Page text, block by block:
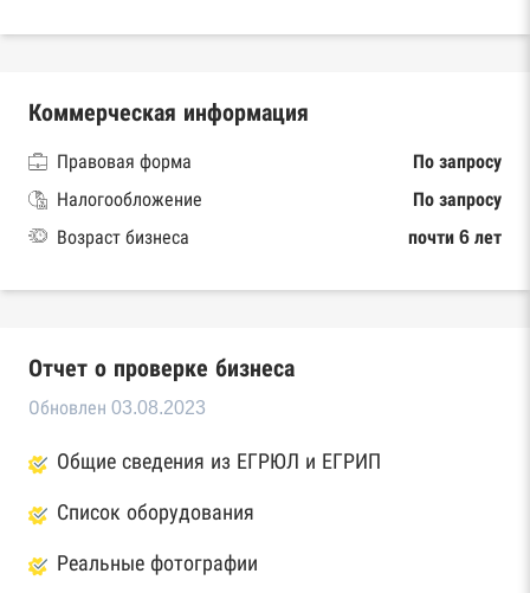
Коммерческая информация
Правовая форма
По запросу
Налогообложение
По запросу
Возраст бизнеса
почти 6 лет
Отчет о проверке бизнеса
Обновлен 03.08.2023
Общие сведения из ЕГРЮЛ и ЕГРИП
Список оборудования
Реальные фотографии